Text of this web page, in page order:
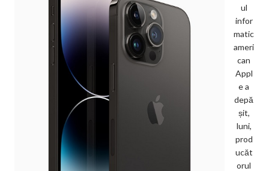
ul
infor
matic
ameri
can
Appl
e a
depă
șit,
luni,
prod
ucăt
orul